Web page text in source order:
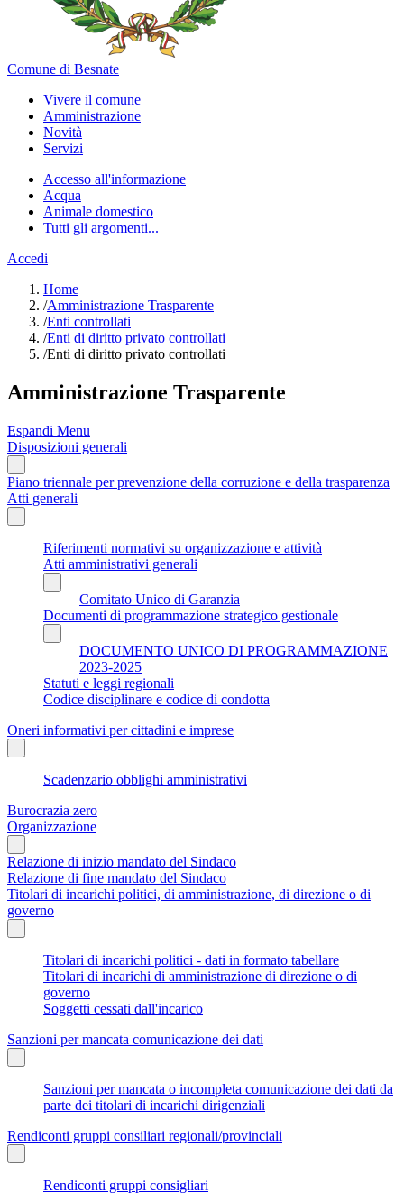
Comune di Besnate
Vivere il comune
Amministrazione
Novità
Servizi
Accesso all'informazione
Acqua
Animale domestico
Tutti gli argomenti...
Accedi
Home
/Amministrazione Trasparente
/Enti controllati
/Enti di diritto privato controllati
/Enti di diritto privato controllati
Amministrazione Trasparente
Espandi Menu
Disposizioni generali
Piano triennale per prevenzione della corruzione e della trasparenza
Atti generali
Riferimenti normativi su organizzazione e attività
Atti amministrativi generali
Comitato Unico di Garanzia
Documenti di programmazione strategico gestionale
DOCUMENTO UNICO DI PROGRAMMAZIONE
2023-2025
Statuti e leggi regionali
Codice disciplinare e codice di condotta
Oneri informativi per cittadini e imprese
Scadenzario obblighi amministrativi
Burocrazia zero
Organizzazione
Relazione di inizio mandato del Sindaco
Relazione di fine mandato del Sindaco
Titolari di incarichi politici, di amministrazione, di direzione o di
governo
Titolari di incarichi politici - dati in formato tabellare
Titolari di incarichi di amministrazione di direzione o di
governo
Soggetti cessati dall'incarico
Sanzioni per mancata comunicazione dei dati
Sanzioni per mancata o incompleta comunicazione dei dati da
parte dei titolari di incarichi dirigenziali
Rendiconti gruppi consiliari regionali/provinciali
Rendiconti gruppi consigliari